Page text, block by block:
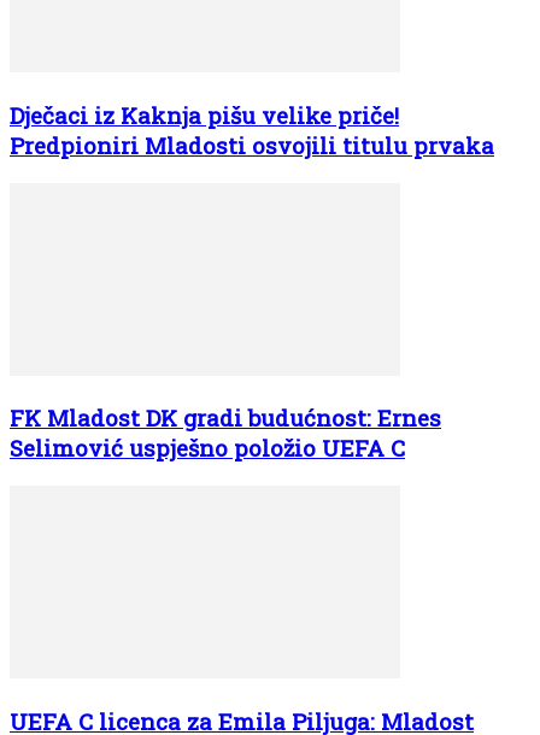
Dječaci iz Kaknja pišu velike priče!
Predpioniri Mladosti osvojili titulu prvaka
FK Mladost DK gradi budućnost: Ernes
Selimović uspješno položio UEFA C
UEFA C licenca za Emila Piljuga: Mladost